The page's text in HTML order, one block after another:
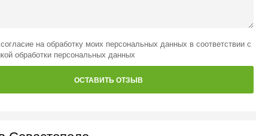
согласие на обработку моих персональных данных в соответствии с
обработки персональных данных
ОСТАВИТЬ ОТЗЫВ